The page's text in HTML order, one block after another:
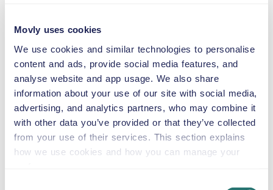
Movly uses cookies
We use cookies and similar technologies to personalise
content and ads, provide social media features, and
analyse website and app usage. We also share
information about your use of our site with social media,
advertising, and analytics partners, who may combine it
with other data you’ve provided or that they’ve collected
from your use of their services. This section explains
how we use cookies and how you can manage your
2,5–13 kg
BARNESÆDE
9–18 kg
AUTOSTOL